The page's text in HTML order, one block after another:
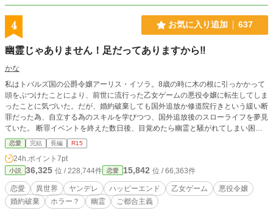
4 お気に入り追加 637
幽霊じゃありません！足だってありますから‼
かな
私はトバルズ国の公爵令嬢アーリス・イソラ。8歳の時に木の根に引っかかって
頭をぶつけたことにより、前世に流行った乙女ゲームの悪役令嬢に転生してしま
ったことに気づいた。だが、婚約破棄しても国外追放か修道院行きという緩い断
罪だった為、自立する為のスキルを学びつつ、国外追放後のスローライフを夢見
ていた。 断罪イベントを終えた数日後、目覚めたら幽霊と騒がれてしまい困惑
することに…。えっ？私、生きてますけど ※ご都合主義はご愛嬌ということで
見逃してください(*･ω･)*_ _)ﾍﾟｺﾘ ※遅筆なので、ゆっくり更新になるかもしれ
ません。
恋愛 完結 長編 R15
24h.ポイント 7pt
小説 36,325 位 / 228,744件 恋愛 15,842 位 / 66,363件
恋愛 異世界 ヤンデレ ハッピーエンド 乙女ゲーム
悪役令嬢
婚約破棄
ホラー？ 幽霊 ご都合主義